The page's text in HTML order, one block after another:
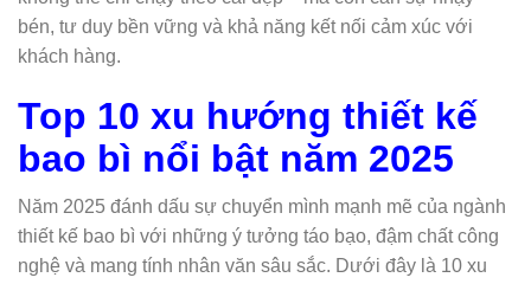
bén, tư duy bền vững và khả năng kết nối cảm xúc với
khách hàng.
Top 10 xu hướng thiết kế
bao bì nổi bật năm 2025
Năm 2025 đánh dấu sự chuyển mình mạnh mẽ của ngành
thiết kế bao bì với những ý tưởng táo bạo, đậm chất công
nghệ và mang tính nhân văn sâu sắc. Dưới đây là 10 xu